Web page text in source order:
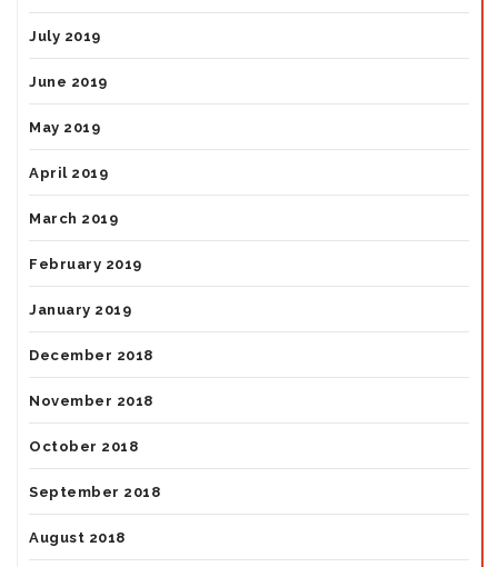
July 2019
June 2019
May 2019
April 2019
March 2019
February 2019
January 2019
December 2018
November 2018
October 2018
September 2018
August 2018